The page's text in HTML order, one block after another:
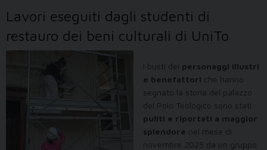
Lavori eseguiti dagli studenti di
restauro dei beni culturali di UniTo
I busti dei personaggi illustri
e benefattori che hanno
segnato la storia del palazzo
del Polo Teologico sono stati
puliti e riportati a maggior
splendore nel mese di
novembre 2025 da un gruppo